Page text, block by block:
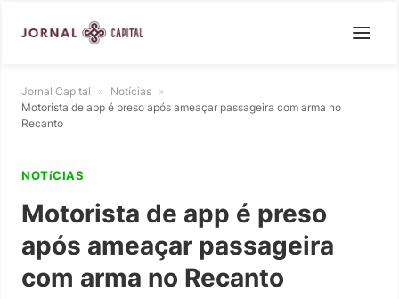
Jornal Capital » Notícias »
Motorista de app é preso após ameaçar passageira com arma no
Recanto
NOTíCIAS
Motorista de app é preso
após ameaçar passageira
com arma no Recanto